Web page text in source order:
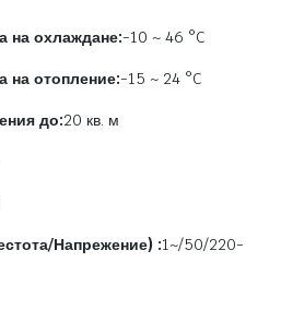
на охлаждане:-10 ~ 46 °C
на отопление:-15 ~ 24 °C
до:20 кв. м
Напрежение) :1~/50/220-